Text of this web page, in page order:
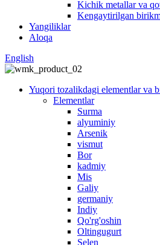
Kichik metallar va
Kengaytirilgan
Yangiliklar
Aloqa
English
Yuqori tozalikdagi elementlar va
Elementlar
Surma
alyuminiy
Arsenik
vismut
Bor
kadmiy
Mis
Galiy
germaniy
Indiy
Qo'rg'oshin
Oltingugurt
Selen